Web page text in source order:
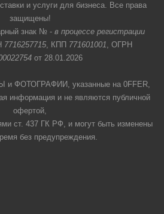
и услуги для бизнеса. Все права
защищены!
знак № - в процессе регистрации
7716257715, КПП 771601001, ОГРН
от 28.01.2026
ФОТОГРАФИИ, указанные на 0FFER,
информация и не являются публичной
офертой,
ст. 437 ГК РФ, и могут быть изменены
без предупреждения.